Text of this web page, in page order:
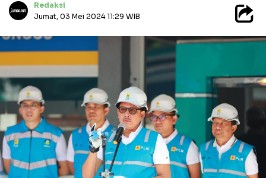
Redaksi
Jumat, 03 Mei 2024 11:29 WIB